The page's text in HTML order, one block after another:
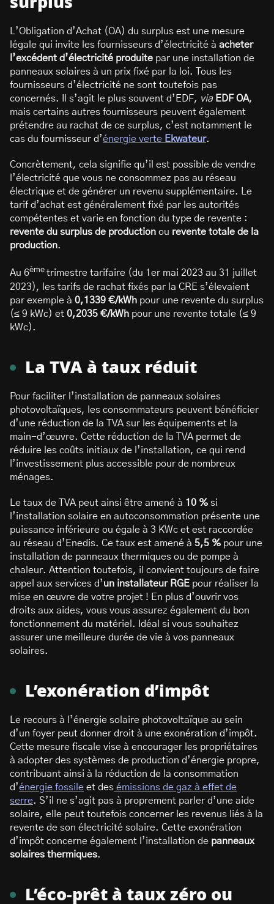
L’Obligation d’Achat (OA) du surplus est une mesure
légale qui invite les fournisseurs d’électricité à acheter
l’excédent d’électricité produite par une installation de
panneaux solaires à un prix fixé par la loi. Tous les
fournisseurs d’électricité ne sont toutefois pas
concernés. Il s’agit le plus souvent d’EDF, via EDF OA,
mais certains autres fournisseurs peuvent également
prétendre au rachat de ce surplus, c’est notamment le
cas du fournisseur d’énergie verte Ekwateur.
Concrètement, cela signifie qu’il est possible de vendre
l’électricité que vous ne consommez pas au réseau
électrique et de générer un revenu supplémentaire. Le
tarif d’achat est généralement fixé par les autorités
compétentes et varie en fonction du type de revente :
revente du surplus de production ou revente totale de la
production.
Au 6ème trimestre tarifaire (du 1er mai 2023 au 31 juillet
2023), les tarifs de rachat fixés par la CRE s’élevaient
par exemple à 0,1339 €/kWh pour une revente du surplus
(≤ 9 kWc) et 0,2035 €/kWh pour une revente totale (≤ 9
kWc).
La TVA à taux réduit
Pour faciliter l’installation de panneaux solaires
photovoltaïques, les consommateurs peuvent bénéficier
d’une réduction de la TVA sur les équipements et la
main-d’œuvre. Cette réduction de la TVA permet de
réduire les coûts initiaux de l’installation, ce qui rend
l’investissement plus accessible pour de nombreux
ménages.
Le taux de TVA peut ainsi être amené à 10 % si
l’installation solaire en autoconsommation présente une
puissance inférieure ou égale à 3 KWc et est raccordée
au réseau d’Enedis. Ce taux est amené à 5,5 % pour une
installation de panneaux thermiques ou de pompe à
chaleur. Attention toutefois, il convient toujours de faire
appel aux services d’un installateur RGE pour réaliser la
mise en œuvre de votre projet ! En plus d’ouvrir vos
droits aux aides, vous vous assurez également du bon
fonctionnement du matériel. Idéal si vous souhaitez
assurer une meilleure durée de vie à vos panneaux
solaires.
L’exonération d’impôt
Le recours à l’énergie solaire photovoltaïque au sein
d’un foyer peut donner droit à une exonération d’impôt.
Cette mesure fiscale vise à encourager les propriétaires
à adopter des systèmes de production d’énergie propre,
contribuant ainsi à la réduction de la consommation
d’énergie fossile et des émissions de gaz à effet de
serre. S’il ne s’agit pas à proprement parler d’une aide
solaire, elle peut toutefois concerner les revenus liés à la
revente de son électricité solaire. Cette exonération
d’impôt concerne également l’installation de panneaux
solaires thermiques.
L’éco-prêt à taux zéro ou